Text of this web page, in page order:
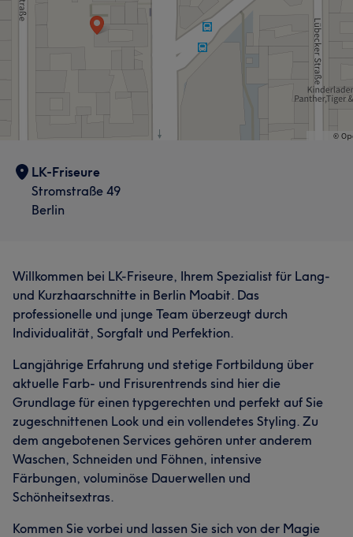
LK-Friseure
Stromstraße 49
Berlin
Willkommen bei LK-Friseure, Ihrem Spezialist für Lang-
und Kurzhaarschnitte in Berlin Moabit. Das
professionelle und junge Team überzeugt durch
Individualität, Sorgfalt und Perfektion.
Langjährige Erfahrung und stetige Fortbildung über
aktuelle Farb- und Frisurentrends sind hier die
Grundlage für einen typgerechten und perfekt auf Sie
zugeschnittenen Look und ein vollendetes Styling. Zu
dem angebotenen Services gehören unter anderem
Waschen, Schneiden und Föhnen, intensive
Färbungen, voluminöse Dauerwellen und
Schönheitsextras.
Kommen Sie vorbei und lassen Sie sich von der Magie